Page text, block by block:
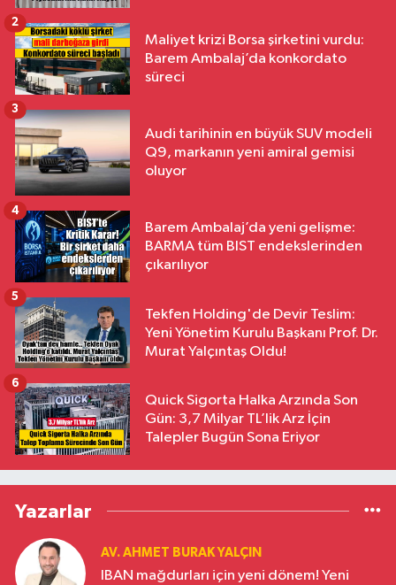
Maliyet krizi Borsa şirketini vurdu:
Barem Ambalaj’da konkordato
süreci
2
Audi tarihinin en büyük SUV modeli
Q9, markanın yeni amiral gemisi
oluyor
3
Barem Ambalaj’da yeni gelişme:
BARMA tüm BIST endekslerinden
çıkarılıyor
4
Tekfen Holding'de Devir Teslim:
Yeni Yönetim Kurulu Başkanı Prof. Dr.
Murat Yalçıntaş Oldu!
5
Quick Sigorta Halka Arzında Son
Gün: 3,7 Milyar TL’lik Arz İçin
Talepler Bugün Sona Eriyor
6
Yazarlar
AV. AHMET BURAK YALÇIN
IBAN mağdurları için yeni dönem! Yeni